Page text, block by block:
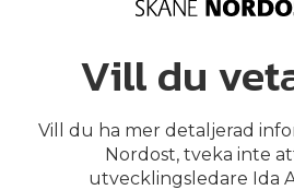
Vill du
Vill du ha mer detaljerad
Nordost, tveka inte
utvecklingsledare Ida